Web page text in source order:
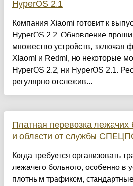
HyperOS 2.1
Компания Xiaomi готовит к
HyperOS 2.2. Обновление
множество устройств, включая
Xiaomi и Redmi, но некоторые
HyperOS 2.2, ни HyperOS 2.1.
регулярно отслежив...
Платная перевозка
и области от службы
Когда требуется организовать
лежачего больного, особенно в
плотным трафиком,